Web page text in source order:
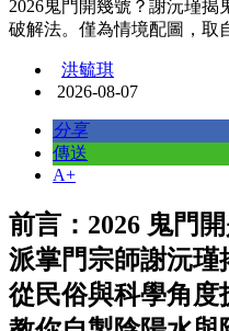
2026鬼門開幾號？謝沅瑾揭
破解法。僅為情境配圖，取
洪毓琪
2026-08-07
分享
傳送
A+
前言：2026 鬼門
派掌門宗師謝沅瑾
從民俗與科學角度